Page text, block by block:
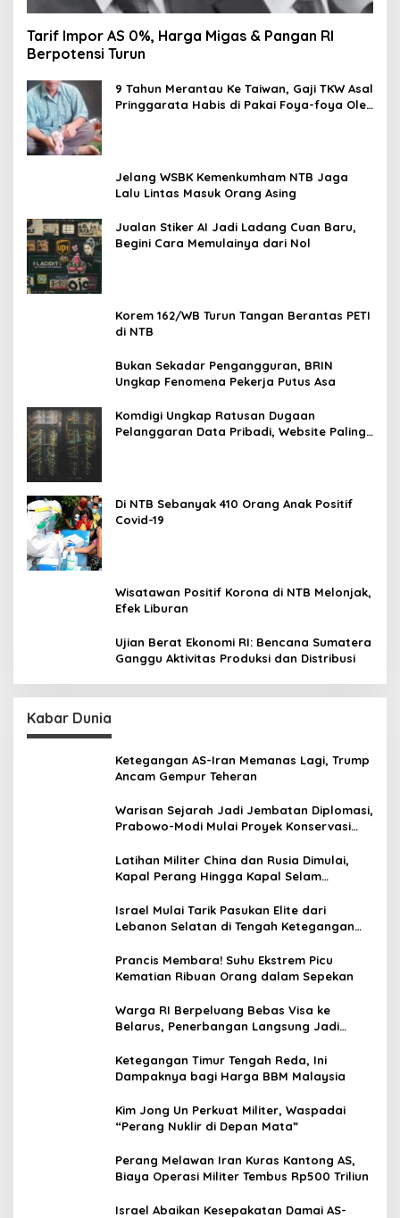
Tarif Impor AS 0%, Harga Migas & Pangan RI
Berpotensi Turun
9 Tahun Merantau Ke Taiwan, Gaji TKW Asal
Pringgarata Habis di Pakai Foya-foya Oleh
Jelang WSBK Kemenkumham NTB Jaga
Lalu Lintas Masuk Orang Asing
Jualan Stiker AI Jadi Ladang Cuan Baru,
Begini Cara Memulainya dari Nol
Korem 162/WB Turun Tangan Berantas PETI
di NTB
Bukan Sekadar Pengangguran, BRIN
Ungkap Fenomena Pekerja Putus Asa
Komdigi Ungkap Ratusan Dugaan
Pelanggaran Data Pribadi, Website Paling
Di NTB Sebanyak 410 Orang Anak Positif
Covid-19
Wisatawan Positif Korona di NTB Melonjak,
Efek Liburan
Ujian Berat Ekonomi RI: Bencana Sumatera
Ganggu Aktivitas Produksi dan Distribusi
Kabar Dunia
Ketegangan AS-Iran Memanas Lagi, Trump
Ancam Gempur Teheran
Warisan Sejarah Jadi Jembatan Diplomasi,
Prabowo-Modi Mulai Proyek Konservasi
Latihan Militer China dan Rusia Dimulai,
Kapal Perang Hingga Kapal Selam
Israel Mulai Tarik Pasukan Elite dari
Lebanon Selatan di Tengah Ketegangan
Prancis Membara! Suhu Ekstrem Picu
Kematian Ribuan Orang dalam Sepekan
Warga RI Berpeluang Bebas Visa ke
Belarus, Penerbangan Langsung Jadi
Ketegangan Timur Tengah Reda, Ini
Dampaknya bagi Harga BBM Malaysia
Kim Jong Un Perkuat Militer, Waspadai
“Perang Nuklir di Depan Mata”
Perang Melawan Iran Kuras Kantong AS,
Biaya Operasi Militer Tembus Rp500 Triliun
Israel Abaikan Kesepakatan Damai AS-